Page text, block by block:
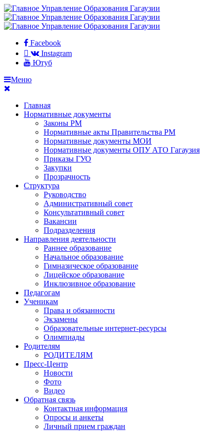
Facebook
Instagram
Ютуб
Меню
Главная
Нормативные документы
Законы РМ
Нормативные акты Правительства РМ
Нормативные документы МОИ
Нормативные документы ОПУ АТО Гагаузия
Приказы ГУО
Закупки
Прозрачность
Структура
Руководство
Административный совет
Консультативный совет
Вакансии
Подразделения
Направления деятельности
Раннее образование
Начальное образование
Гимназическое образование
Лицейское образование
Инклюзивное образование
Педагогам
Ученикам
Права и обязанности
Экзамены
Образовательные интернет-ресурсы
Олимпиады
Родителям
РОДИТЕЛЯМ
Пресс-Центр
Новости
Фото
Видео
Обратная связь
Контактная информация
Опросы и анкеты
Личный прием граждан